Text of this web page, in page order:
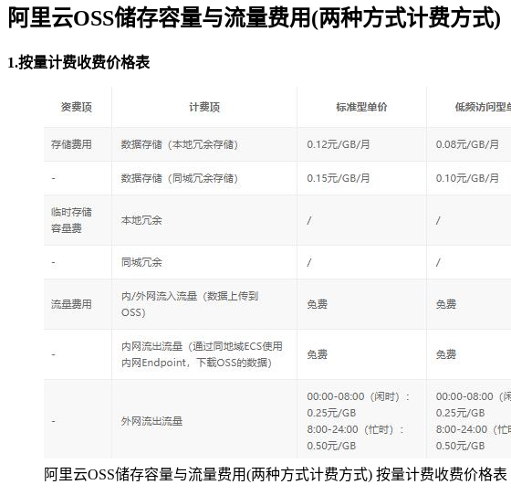
阿里云OSS储存容量与流量费用(两种方式计费方式)
1.按量计费收费价格表
阿里云OSS储存容量与流量费用(两种方式计费方式) 按量计费收费价格表